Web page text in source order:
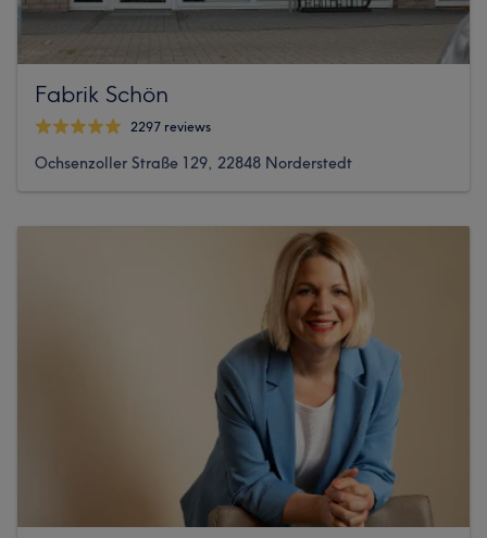
Fabrik Schön
2297 reviews
Ochsenzoller Straße 129, 22848 Norderstedt